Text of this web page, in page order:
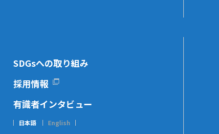
SDGsへの取り組み
採用情報
有識者インタビュー
日本語 English